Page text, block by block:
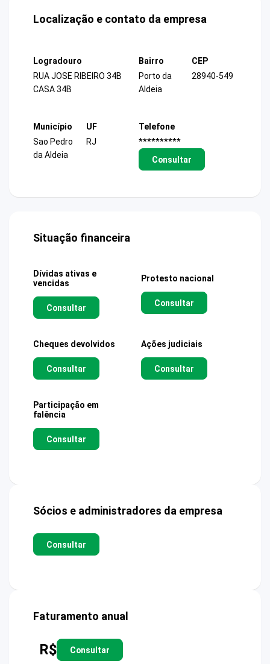
Localização e contato da empresa
Logradouro
RUA JOSE RIBEIRO 34B
CASA 34B
Bairro
Porto da
Aldeia
CEP
28940-549
Município
Sao Pedro
da Aldeia
UF
RJ
Telefone
**********
Consultar
Situação financeira
Dívidas ativas e
vencidas
Consultar
Protesto nacional
Consultar
Cheques devolvidos
Consultar
Ações judiciais
Consultar
Participação em
falência
Consultar
Sócios e administradores da empresa
Consultar
Faturamento anual
R$ Consultar